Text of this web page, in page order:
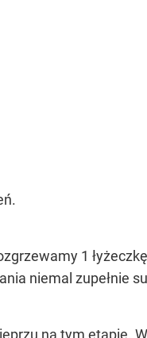
1
niemal zupełnie
na tym etapie.